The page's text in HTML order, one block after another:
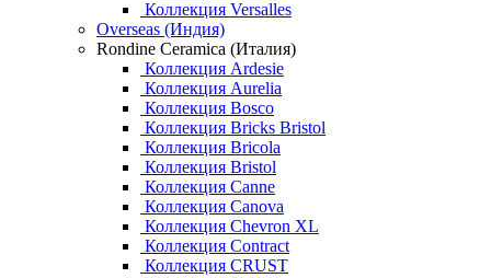
Коллекция Versalles
Overseas (Индия)
Rondine Ceramica (Италия)
Коллекция Ardesie
Коллекция Aurelia
Коллекция Bosco
Коллекция Bricks Bristol
Коллекция Bricola
Коллекция Bristol
Коллекция Canne
Коллекция Canova
Коллекция Chevron XL
Коллекция Contract
Коллекция CRUST